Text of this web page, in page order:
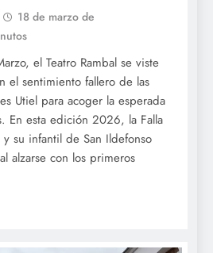
18 de marzo de
el Teatro Rambal se viste
el sentimiento fallero de las
Utiel para acoger la esperada
En esta edición 2026, la Falla
y su infantil de San Ildefonso
alzarse con los primeros